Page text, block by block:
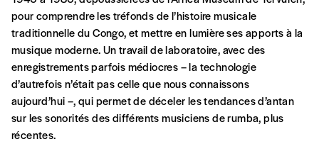
Par numéro
5€*
pour comprendre les tréfonds de l’histoire musicale
traditionnelle du Congo, et mettre en lumière ses apports à la
musique moderne. Un travail de laboratoire, avec des
enregistrements parfois médiocres – la technologie
d’autrefois n’était pas celle que nous connaissons
aujourd’hui –, qui permet de déceler les tendances d’antan
sur les sonorités des différents musiciens de rumba, plus
récentes.